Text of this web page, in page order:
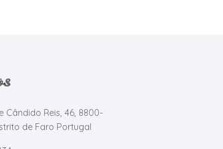
Cândido Reis, 46, 8800-
de Faro Portugal